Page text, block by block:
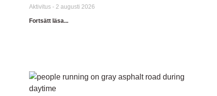
Aktivitus 2 augusti 2026
Fortsätt läsa...